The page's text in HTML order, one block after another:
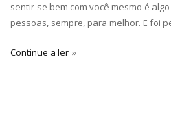
sentir-se bem com você mesmo é
pessoas, sempre, para melhor. E foi
Continue a ler